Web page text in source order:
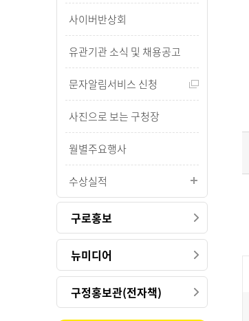
사이버반상회
유관기관 소식 및 채용공고
문자알림서비스 신청
사진으로 보는 구청장
월별주요행사
수상실적
구로홍보
뉴미디어
구정홍보관(전자책)